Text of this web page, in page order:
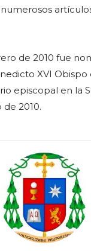
de 2010 fue
XVI Obispo
episcopal en la
2010.